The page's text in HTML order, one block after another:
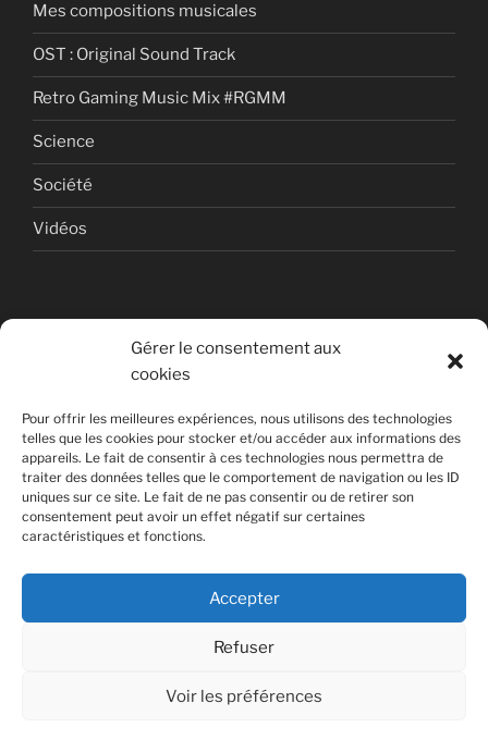
Gérer le consentement aux
cookies
Pour offrir les meilleures expériences, nous utilisons des technologies
telles que les cookies pour stocker et/ou accéder aux informations des
appareils. Le fait de consentir à ces technologies nous permettra de
traiter des données telles que le comportement de navigation ou les ID
uniques sur ce site. Le fait de ne pas consentir ou de retirer son
consentement peut avoir un effet négatif sur certaines
caractéristiques et fonctions.
Accepter
Refuser
Voir les préférences
Mes compositions musicales
OST : Original Sound Track
Retro Gaming Music Mix #RGMM
Science
Société
Vidéos
© Copyright Quentin PETITEVILLE
France - 2008 - 2025
All Rights Reserved
Non affilié à la SACEM